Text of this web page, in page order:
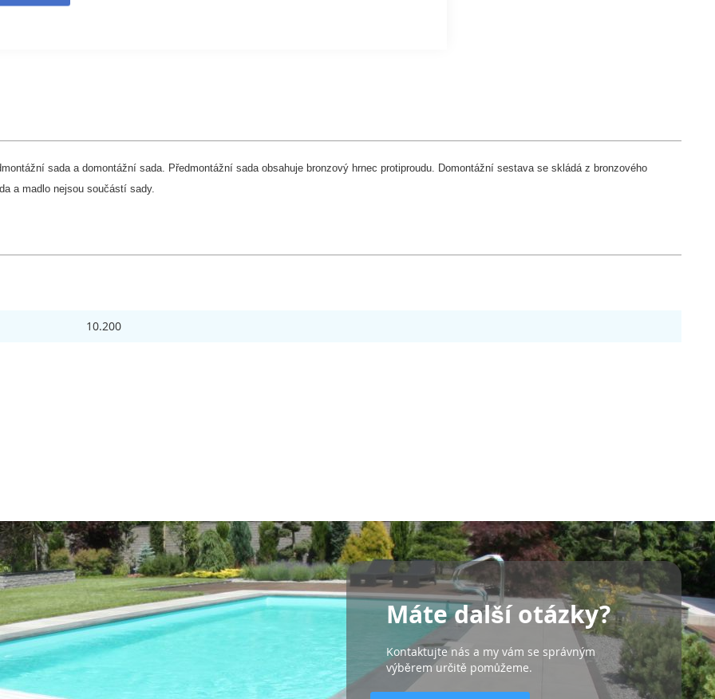
sada a domontážní sada. Předmontážní sada obsahuje bronzový hrnec protiproudu. Domontážní sestava se skládá z bronzového
a madlo nejsou součástí sady.
10.200
Máte další otázky?
Kontaktujte nás a my vám se správným
výběrem určitě pomůžeme.